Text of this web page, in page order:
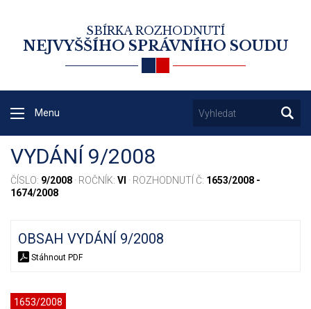
SBÍRKA ROZHODNUTÍ
NEJVYŠŠÍHO SPRÁVNÍHO SOUDU
Menu
VYDÁNÍ 9/2008
ČÍSLO: 9/2008 · ROČNÍK: VI · ROZHODNUTÍ Č: 1653/2008 -
1674/2008
OBSAH VYDÁNÍ 9/2008
Stáhnout PDF
1653/2008